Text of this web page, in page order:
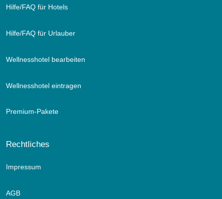
Hilfe/FAQ für Hotels
Hilfe/FAQ für Urlauber
Wellnesshotel bearbeiten
Wellnesshotel eintragen
Premium-Pakete
Rechtliches
Impressum
AGB